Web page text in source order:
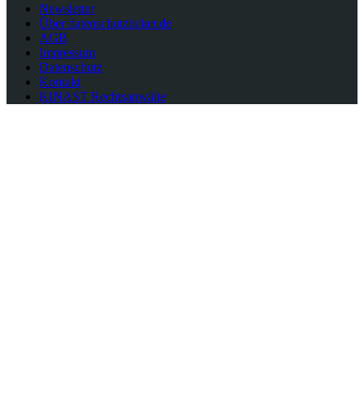
Newsletter
Über datenschutzticker.de
AGB
Impressum
Datenschutz
Kontakt
KINAST Rechtsanwälte